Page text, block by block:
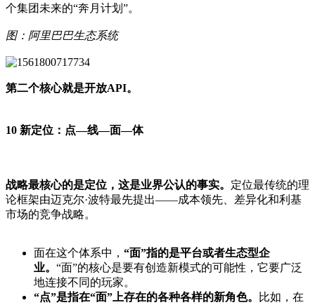
个集团未来的“奔月计划”。
图：阿里巴巴生态系统
第二个核心就是开放API。
10 新定位：点—线—面—体
战略最核心的是定位，这是业界公认的事实。 定位最传统的理
论框架由迈克尔·波特最先提出——成本领先、差异化和利基
市场的竞争战略。
面在这个体系中， “面”指的是平台或者生态型企
业。 “面”的核心是要有创造新模式的可能性，它要广泛
地连接不同的玩家。
“点”是指在“面”上存在的各种各样的新角色。
比如，在